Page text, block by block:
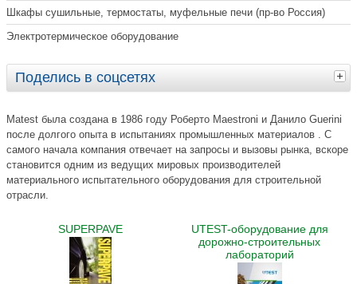
Шкафы сушильные, термостаты, муфельные печи (пр-во Россия)
Электротермическое оборудование
Поделись в соцсетях
Matest была создана в 1986 году Роберто Maestroni и Данило Guerini
после долгого опыта в испытаниях промышленных материалов . С
самого начала компания отвечает на запросы и вызовы рынка, вскоре
становится одним из ведущих мировых производителей
материального испытательного оборудования для строительной
отрасли.
SUPERPAVE
UTEST-оборудование для
дорожно-строительных
лабораторий